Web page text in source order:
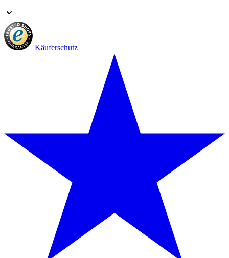
Käuferschutz